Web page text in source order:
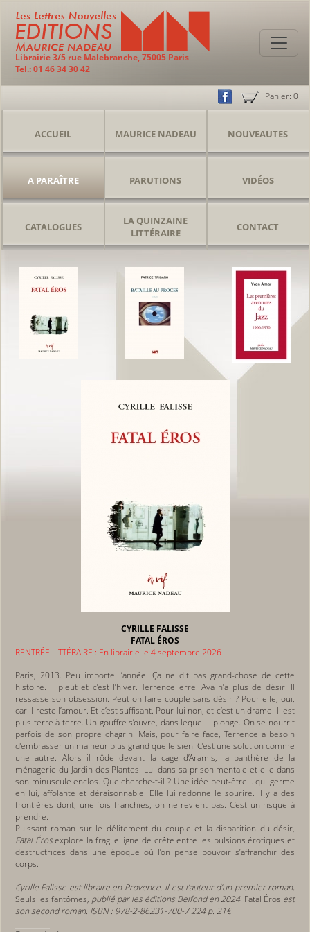
Librairie 3/5 rue Malebranche, 75005 Paris
Tel.: 01 46 34 30 42
Panier: 0
ACCUEIL MAURICE NADEAU NOUVEAUTES
A PARAÎTRE PARUTIONS VIDÉOS
CATALOGUES
LA QUINZAINE
LITTÉRAIRE
CONTACT
CYRILLE FALISSE
FATAL ÉROS
RENTRÉE LITTÉRAIRE : En librairie le 4 septembre 2026
Paris, 2013. Peu importe l’année. Ça ne dit pas grand-chose de cette
histoire. Il pleut et c’est l’hiver. Terrence erre. Ava n’a plus de désir. Il
ressasse son obsession. Peut-on faire couple sans désir ? Pour elle, oui,
car il reste l’amour. Et c’est suffisant. Pour lui non, et c’est un drame. Il est
plus terre à terre. Un gouffre s’ouvre, dans lequel il plonge. On se nourrit
parfois de son propre chagrin. Mais, pour faire face, Terrence a besoin
d’embrasser un malheur plus grand que le sien. C’est une solution comme
une autre. Alors il rôde devant la cage d’Aramis, la panthère de la
ménagerie du Jardin des Plantes. Lui dans sa prison mentale et elle dans
son minuscule enclos. Que cherche-t-il ? Une idée peut-être... qui germe
en lui, affolante et déraisonnable. Elle lui redonne le sourire. Il y a des
frontières dont, une fois franchies, on ne revient pas. C’est un risque à
prendre.
Puissant roman sur le délitement du couple et la disparition du désir,
Fatal Érosexplore la fragile ligne de crête entre les pulsions érotiques et
destructrices dans une époque où l’on pense pouvoir s’affranchir des
corps.
Cyrille Falisse est libraire en Provence. Il est l’auteur d’un premier roman,
Seuls les fantômes, publié par les éditions Belfond en 2024. Fatal Éros est
son second roman. ISBN : 978-2-86231-700-7 224 p. 21€